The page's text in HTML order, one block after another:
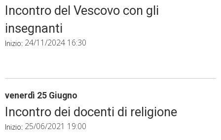
Incontro del Vescovo con gli
insegnanti
Inizio: 24/11/2024 16:30
venerdì 25 Giugno
Incontro dei docenti di religione
Inizio: 25/06/2021 19:00